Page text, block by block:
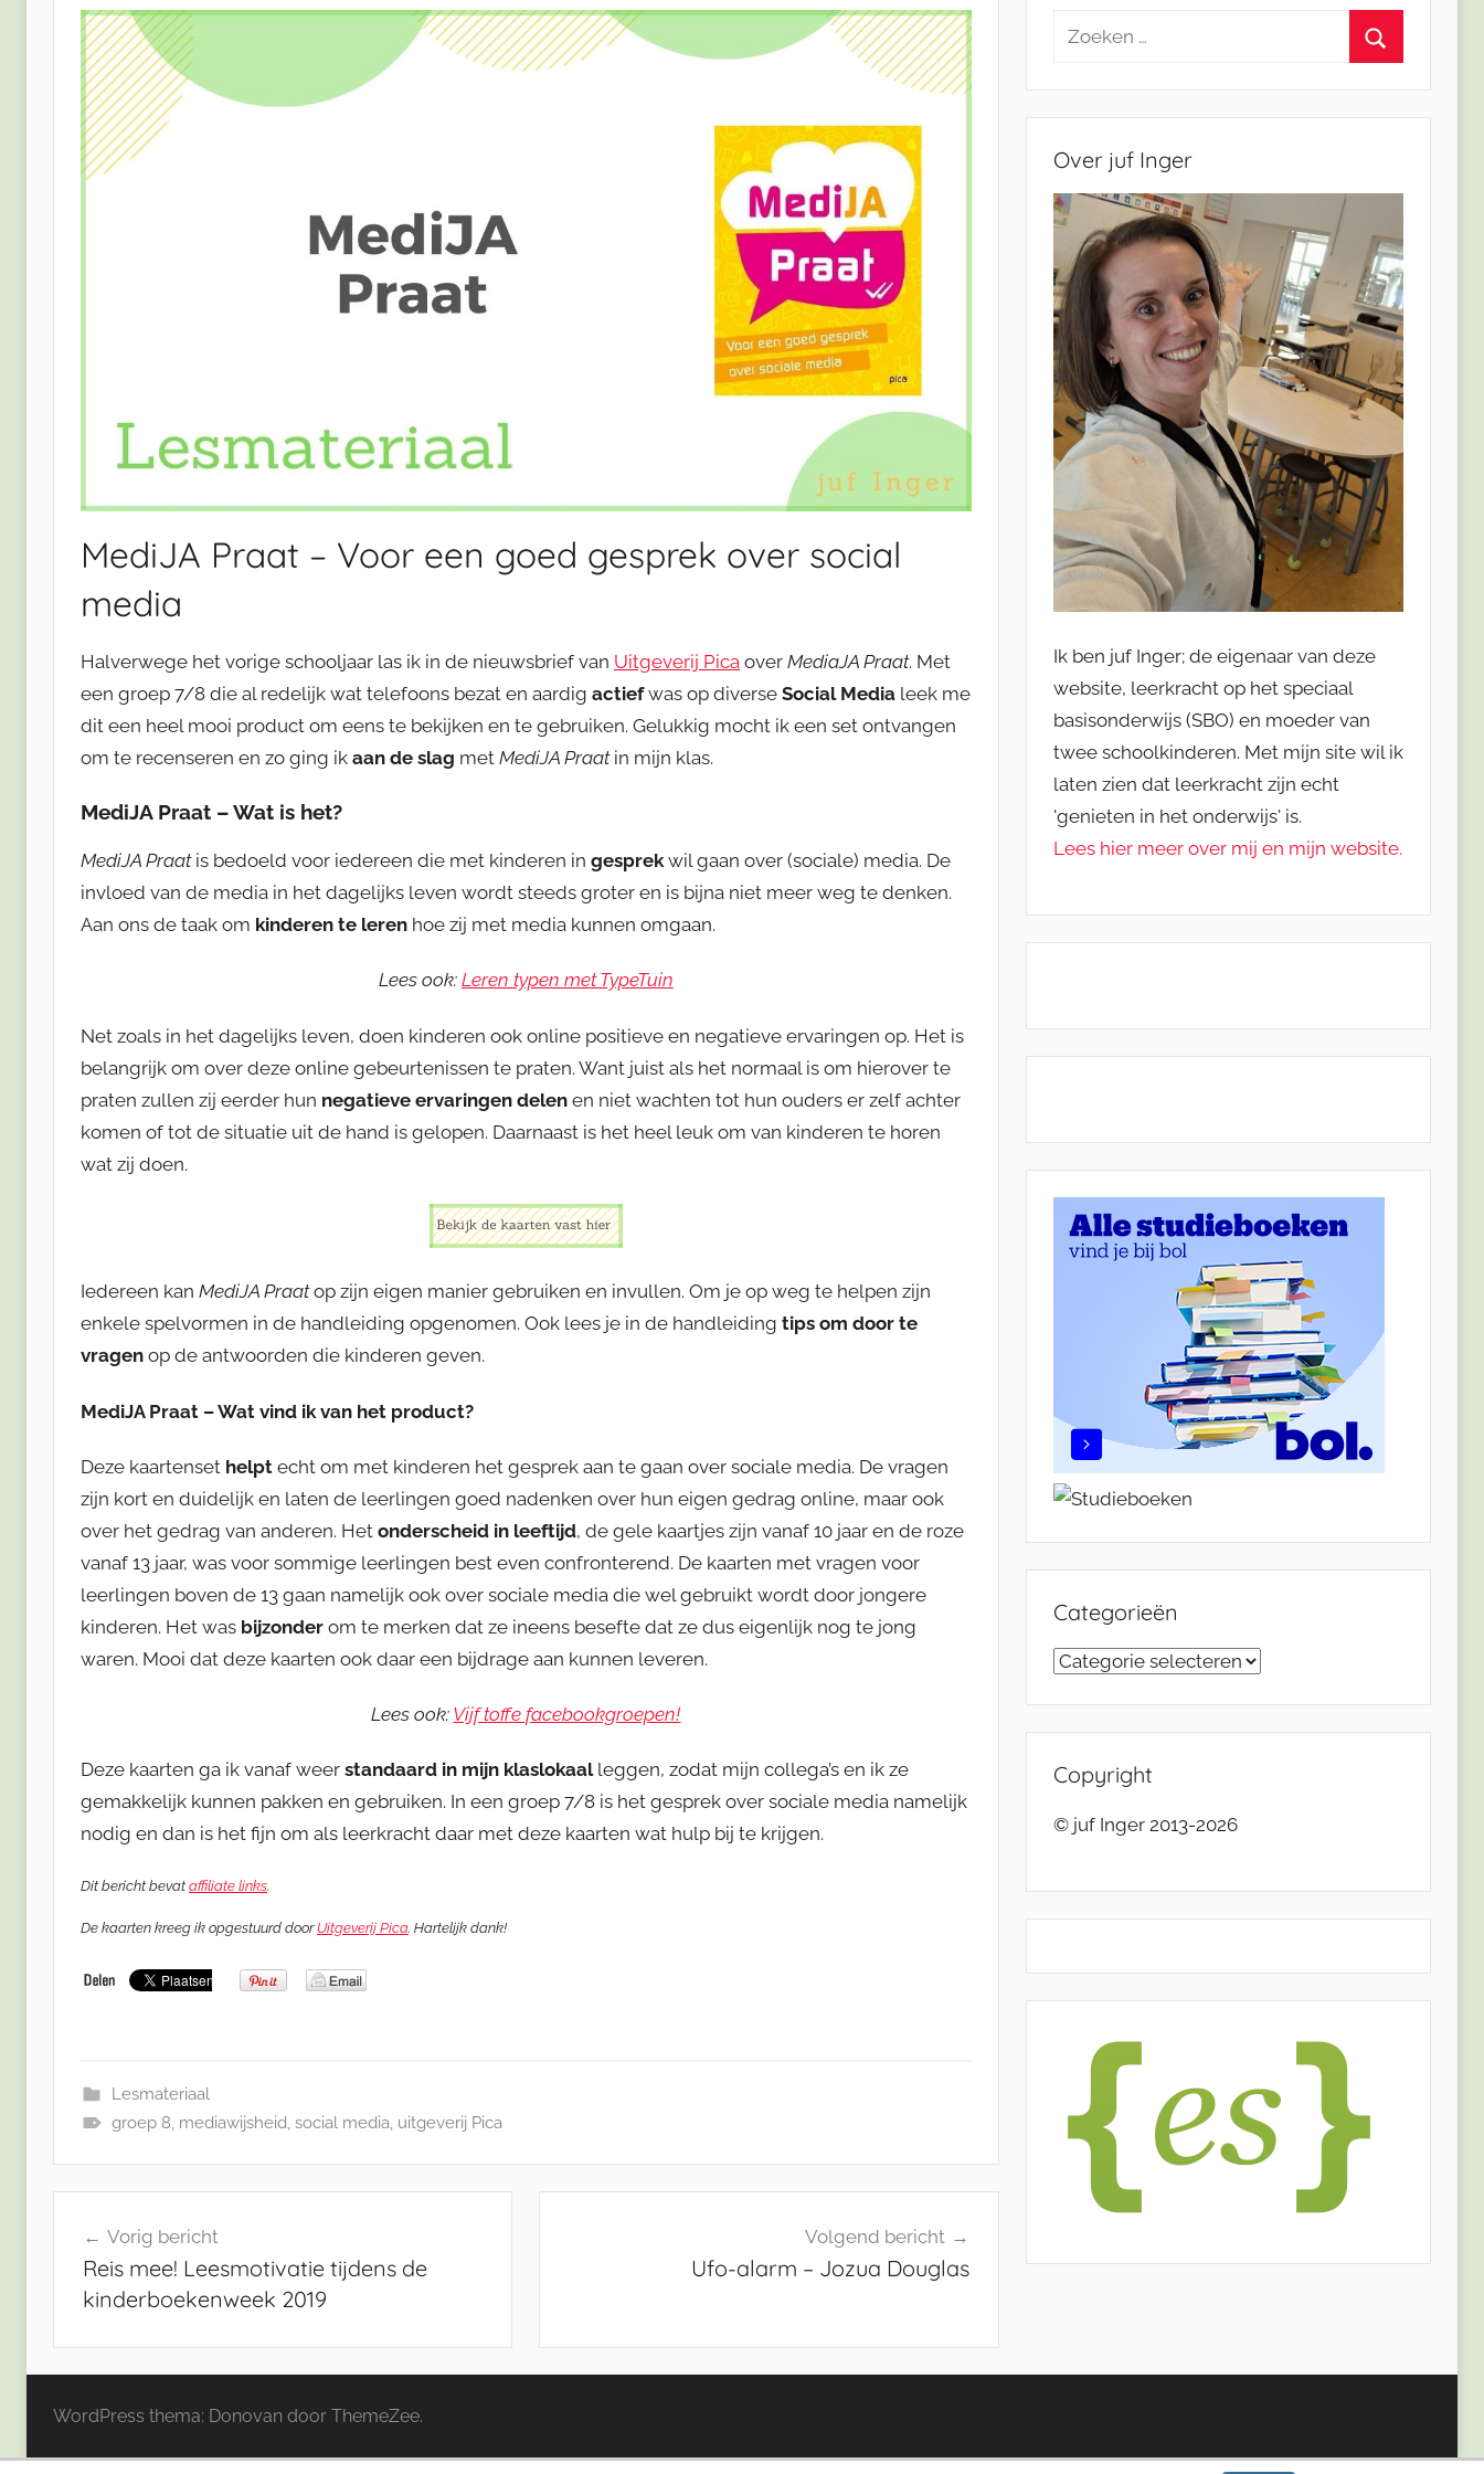
MediJA Praat – Voor een goed gesprek over social
media
Halverwege het vorige schooljaar las ik in de nieuwsbrief van Uitgeverij Pica over MediaJA Praat. Met
een groep 7/8 die al redelijk wat telefoons bezat en aardig actiefwas op diverse Social Media leek me
dit een heel mooi product om eens te bekijken en te gebruiken. Gelukkig mocht ik een set ontvangen
om te recenseren en zo ging ik aan de slag met MediJA Praat in mijn klas.
MediJA Praat – Wat is het?
MediJA Praatis bedoeld voor iedereen die met kinderen in gesprekwil gaan over (sociale) media. De
invloed van de media in het dagelijks leven wordt steeds groter en is bijna niet meer weg te denken.
Aan ons de taak om kinderen te leren hoe zij met media kunnen omgaan.
Lees ook: Leren typen met TypeTuin
Net zoals in het dagelijks leven, doen kinderen ook online positieve en negatieve ervaringen op. Het is
belangrijk om over deze online gebeurtenissen te praten. Want juist als het normaal is om hierover te
praten zullen zij eerder hun negatieve ervaringen delen en niet wachten tot hun ouders er zelf achter
komen of tot de situatie uit de hand is gelopen. Daarnaast is het heel leuk om van kinderen te horen
wat zij doen.
Iedereen kan MediJA Praatop zijn eigen manier gebruiken en invullen. Om je op weg te helpen zijn
enkele spelvormen in de handleiding opgenomen. Ook lees je in de handleiding tips om door te
vragen op de antwoorden die kinderen geven.
MediJA Praat – Wat vind ik van het product?
Deze kaartenset helpt echt om met kinderen het gesprek aan te gaan over sociale media. De vragen
zijn kort en duidelijk en laten de leerlingen goed nadenken over hun eigen gedrag online, maar ook
over het gedrag van anderen. Het onderscheid in leeftijd, de gele kaartjes zijn vanaf 10 jaar en de roze
vanaf 13 jaar, was voor sommige leerlingen best even confronterend. De kaarten met vragen voor
leerlingen boven de 13 gaan namelijk ook over sociale media die wel gebruikt wordt door jongere
kinderen. Het was bijzonder om te merken dat ze ineens besefte dat ze dus eigenlijk nog te jong
waren. Mooi dat deze kaarten ook daar een bijdrage aan kunnen leveren.
Lees ook: Vijf toffe facebookgroepen!
Deze kaarten ga ik vanaf weer standaard in mijn klaslokaalleggen, zodat mijn collega’s en ik ze
gemakkelijk kunnen pakken en gebruiken. In een groep 7/8 is het gesprek over sociale media namelijk
nodig en dan is het fijn om als leerkracht daar met deze kaarten wat hulp bij te krijgen.
Dit bericht bevat affiliate links.
De kaarten kreeg ik opgestuurd door Uitgeverij Pica. Hartelijk dank!
Lesmateriaal
groep 8, mediawijsheid, social media, uitgeverij Pica
navigatie
Vorig bericht
Reis mee! Leesmotivatie tijdens de
kinderboekenweek 2019
Volgend bericht
Ufo-alarm – Jozua Douglas
Zoeken
Over juf Inger
Ik ben juf Inger; de eigenaar van deze
website, leerkracht op het speciaal
basisonderwijs (SBO) en moeder van
twee schoolkinderen. Met mijn site wil ik
laten zien dat leerkracht zijn echt
'genieten in het onderwijs' is.
Lees hier meer over mij en mijn website.
Categorieën
Categorieën
Copyright
© juf Inger 2013-2026
WordPress thema: Donovan door ThemeZee.